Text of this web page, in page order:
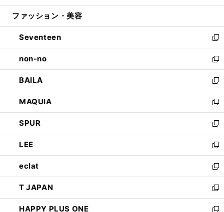
開
ウ
開
く
ン
ウ
で
開
く
ウ
ン
ド
ウ
で
開
く
ファッション・美容
Seventeen
新
し
い
ウ
ィ
ン
ド
ウ
で
開
く
non-no
新
し
い
ウ
ィ
ン
ド
ウ
で
開
く
BAILA
新
し
い
ウ
ィ
ン
ド
ウ
で
開
く
MAQUIA
新
し
い
ウ
ィ
ン
ド
ウ
で
開
く
SPUR
新
し
い
ウ
ィ
ン
ド
ウ
で
LEE
新
し
い
ウ
ィ
ン
ド
eclat
新
し
い
ウ
ィ
T JAPAN
新
し
HAPPY PLUS ONE